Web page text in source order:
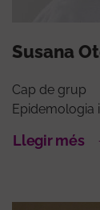
Susana
Cap de grup
Epidemologia
Llegir més